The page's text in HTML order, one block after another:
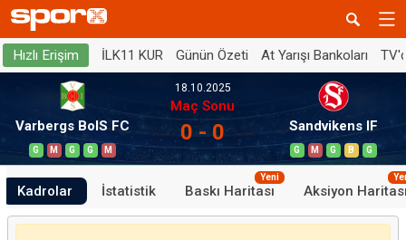
Hızlı Erişim İLK11 KUR Günün Özeti At Yarışı Bankoları
Varbergs BoIS FC
G M G G M
18.10.2025
Maç Sonu
0 - 0 Sandvikens IF
G M G B G
Kadrolar İstatistik Baskı Haritası
Yeni
Aksiyon